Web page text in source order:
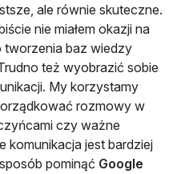
ale równie skuteczne.
nie miałem okazji na
tworzenia baz wiedzy
też wyobrazić sobie
My korzystamy
rozmowy w
czy ważne
komunikacja jest bardziej
pominąć Google